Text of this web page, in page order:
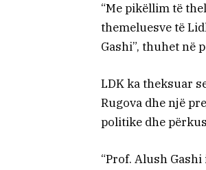
“Me pikëllim të
themeluesve të
Gashi”, thuhet në
LDK ka theksuar
Rugova dhe një
politike dhe
“Prof. Alush